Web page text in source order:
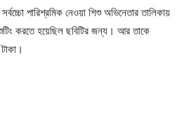
পারিশ্রমিক নেওয়া শিশু অভিনেতার তালিকায়
করতে হয়েছিল ছবিটির জন্য। আর তাকে